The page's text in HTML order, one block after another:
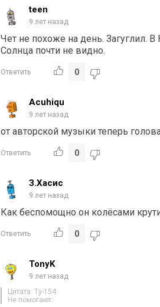
teen
9 лет назад
Чет не похоже на день. Загуглил.
Солнца почти не видно.
Ответить 0
Acuhiqu
9 лет назад
от авторской музыки теперь
Ответить 0
З.Хасис
9 лет назад
Как беспомощно он колёсами
Ответить 0
TonyK
9 лет назад
Цитата: Ty-154
Не помогают.